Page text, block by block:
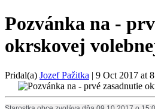
Pozvánka na -
okrskovej
Pridal(a) Jozef Pažitka | 9 Oct 2017 at